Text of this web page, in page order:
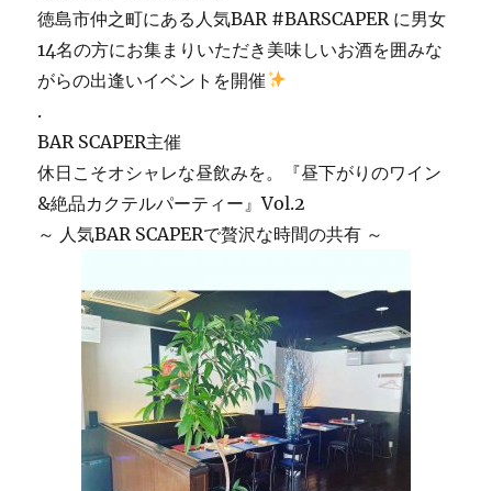
徳島市仲之町にある人気BAR #BARSCAPER に男女
14名の方にお集まりいただき美味しいお酒を囲みな
がらの出逢いイベントを開催
.
BAR SCAPER主催
休日こそオシャレな昼飲みを。『昼下がりのワイン
&絶品カクテルパーティー』Vol.2
～ 人気BAR SCAPERで贅沢な時間の共有 ～